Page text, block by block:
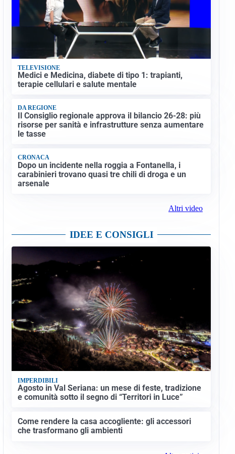
TELEVISIONE
Medici e Medicina, diabete di tipo 1: trapianti,
terapie cellulari e salute mentale
DA REGIONE
Il Consiglio regionale approva il bilancio 26-28: più
risorse per sanità e infrastrutture senza aumentare
le tasse
CRONACA
Dopo un incidente nella roggia a Fontanella, i
carabinieri trovano quasi tre chili di droga e un
arsenale
Altri video
IDEE E CONSIGLI
IMPERDIBILI
Agosto in Val Seriana: un mese di feste, tradizione
e comunità sotto il segno di “Territori in Luce”
Come rendere la casa accogliente: gli accessori
che trasformano gli ambienti